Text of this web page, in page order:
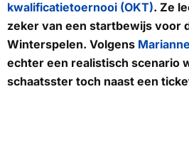
kwalificatietoernooi (OKT). Ze
zeker van een startbewijs voor
Winterspelen. Volgens
echter een realistisch scenario
schaatsster toch naast een